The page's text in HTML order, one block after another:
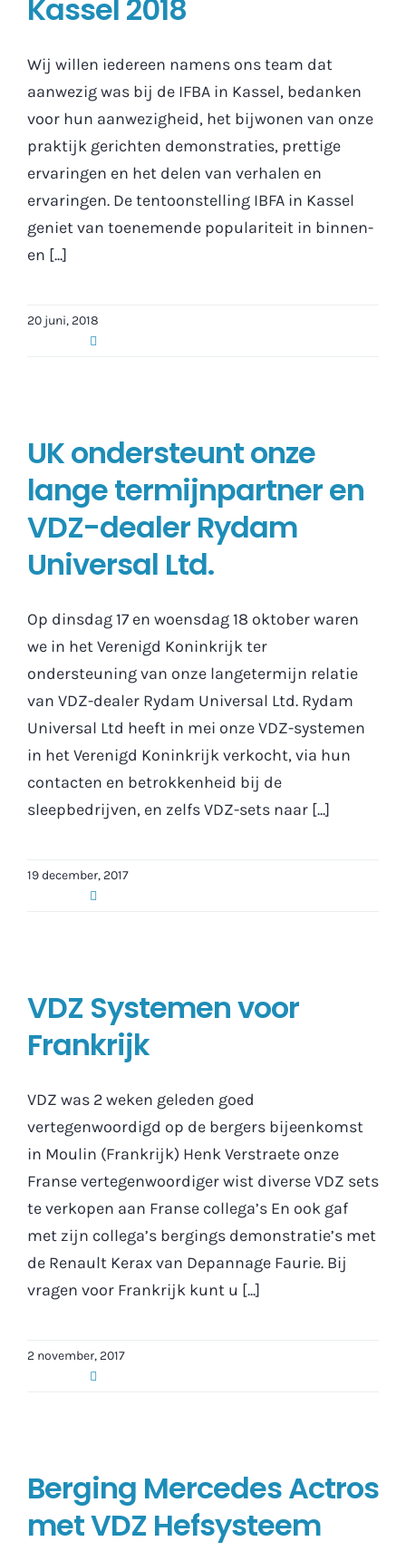
Kassel 2018
Wij willen iedereen namens ons team dat
aanwezig was bij de IFBA in Kassel, bedanken
voor hun aanwezigheid, het bijwonen van onze
praktijk gerichten demonstraties, prettige
ervaringen en het delen van verhalen en
ervaringen. De tentoonstelling IBFA in Kassel
geniet van toenemende populariteit in binnen-
en [...]
20 juni, 2018
UK ondersteunt onze
lange termijnpartner en
VDZ-dealer Rydam
Universal Ltd.
Op dinsdag 17 en woensdag 18 oktober waren
we in het Verenigd Koninkrijk ter
ondersteuning van onze langetermijn relatie
van VDZ-dealer Rydam Universal Ltd. Rydam
Universal Ltd heeft in mei onze VDZ-systemen
in het Verenigd Koninkrijk verkocht, via hun
contacten en betrokkenheid bij de
sleepbedrijven, en zelfs VDZ-sets naar [...]
19 december, 2017
VDZ Systemen voor
Frankrijk
VDZ was 2 weken geleden goed
vertegenwoordigd op de bergers bijeenkomst
in Moulin (Frankrijk) Henk Verstraete onze
Franse vertegenwoordiger wist diverse VDZ sets
te verkopen aan Franse collega’s En ook gaf
met zijn collega’s bergings demonstratie’s met
de Renault Kerax van Depannage Faurie. Bij
vragen voor Frankrijk kunt u [...]
2 november, 2017
Berging Mercedes Actros
met VDZ Hefsysteem